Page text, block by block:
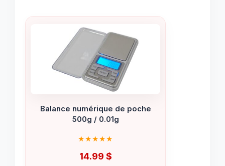
Balance numérique de poche
500g / 0.01g
14.99 $